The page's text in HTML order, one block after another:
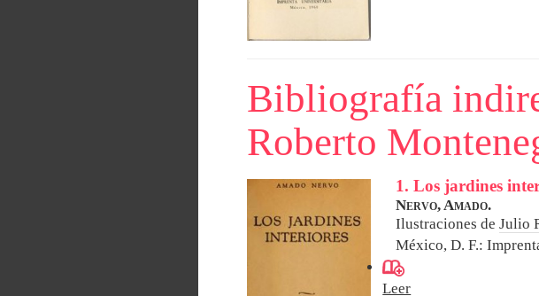
Bibliografía
Roberto
1. Los jardines
Nervo, Amado.
Ilustraciones deJulio
México, D. F.:
Leer